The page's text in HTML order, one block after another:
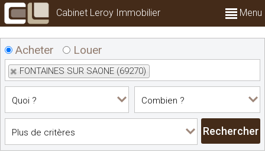
Cabinet Leroy Immobilier Menu
Acheter Louer
FONTAINES SUR SAONE (69270)